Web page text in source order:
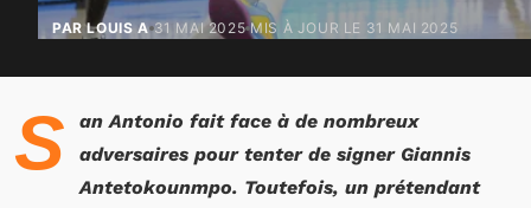
PAR LOUIS A 31 MAI 2025 MIS À JOUR LE 31 MAI 2025
S
an Antonio fait face à de nombreux
adversaires pour tenter de signer Giannis
Antetokounmpo. Toutefois, un prétendant